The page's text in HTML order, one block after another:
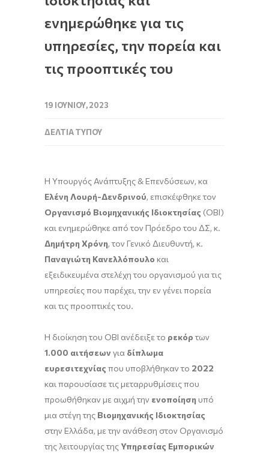
ενημερώθηκε για τις
υπηρεσίες, την πορεία και
τις προοπτικές του
19 ΙΟΥΝΊΟΥ, 2023
ΔΕΛΤΊΑ ΤΎΠΟΥ
Η Υπουργός Ανάπτυξης & Επενδύσεων, κα
Ελένη Λουρή-Δενδρινού, επισκέφθηκε τον
Οργανισμό Βιομηχανικής Ιδιοκτησίας (ΟΒΙ)
και ενημερώθηκε από τον Πρόεδρο του ΔΣ, κ.
Δημήτρη Χρόνη, τον Γενικό Διευθυντή, κ.
Παναγιώτη Κανελλόπουλο και
εξειδικευμένα στελέχη του οργανισμού για τις
υπηρεσίες που παρέχει, την εν γένει πορεία
και τις προοπτικές του.
Η διοίκηση του ΟΒΙ ανέδειξε το ρεκόρ των
1.000 αιτήσεων για δίπλωμα
ευρεσιτεχνίας που υποβλήθηκαν το 2022
και παρουσίασε τις μεταρρυθμίσεις που
προωθήθηκαν με αιχμή την ενοποίηση υπό
μια στέγη της Βιομηχανικής Ιδιοκτησίας
στην Ελλάδα, με την ανάθεση στον Οργανισμό
της λειτουργίας της Υπηρεσίας Εμπορικών